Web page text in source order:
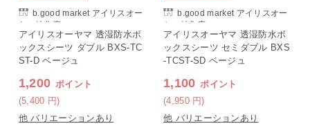
b.good market アイリスオー
ヤマ特集店
アイリスオーヤマ 透湿防水ボ
ックスシーツ ダブル BXS-TC
ST-D ベージュ
1,200 ポイント
(5,400 円)
他 バリエーションあり
b.good market アイリスオー
ヤマ特集店
アイリスオーヤマ 透湿防水ボ
ックスシーツ セミダブル BXS
-TCST-SD ベージュ
1,100 ポイント
(4,950 円)
他 バリエーションあり